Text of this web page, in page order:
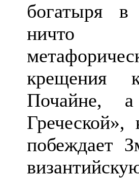
богатыря в
ничто
крещения
Почайне,
Греческой»,
побеждает